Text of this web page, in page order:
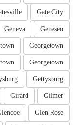
Gate City
Geneseo
Geneva
Georgetown
Georgetown
Gettysburg
Gilmer
Girard
Glen Rose